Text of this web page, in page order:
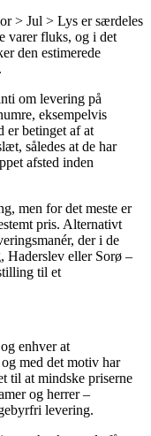
> Jul > Lys er særdeles
varer fluks, og i det
den estimerede
om levering på
eksempelvis
er betinget af at
således at de har
afsted inden
men for det meste er
pris. Alternativt
der i de
eller Sorø –
til et
enhver at
med det motiv har
til at mindske priserne
og herrer –
levering.